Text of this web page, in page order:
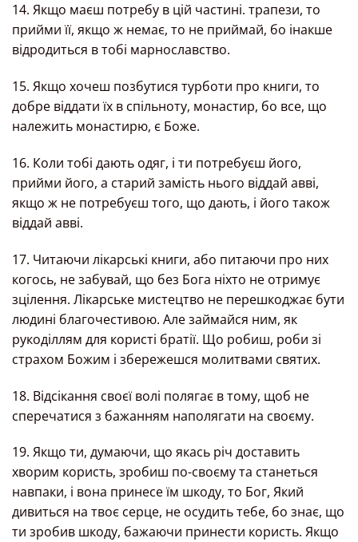
14. Якщо маєш потребу в цій частині. трапези, то
прийми її, якщо ж немає, то не приймай, бо інакше
відродиться в тобі марнославство.
15. Якщо хочеш позбутися турботи про книги, то
добре віддати їх в спільноту, монастир, бо все, що
належить монастирю, є Боже.
16. Коли тобі дають одяг, і ти потребуєш його,
прийми його, а старий замість нього віддай авві,
якщо ж не потребуєш того, що дають, і його також
віддай авві.
17. Читаючи лікарські книги, або питаючи про них
когось, не забувай, що без Бога ніхто не отримує
зцілення. Лікарське мистецтво не перешкоджає бути
людині благочестивою. Але займайся ним, як
рукоділлям для користі братії. Що робиш, роби зі
страхом Божим і збережешся молитвами святих.
18. Відсікання своєї волі полягає в тому, щоб не
сперечатися з бажанням наполягати на своєму.
19. Якщо ти, думаючи, що якась річ доставить
хворим користь, зробиш по-своєму та станеться
навпаки, і вона принесе їм шкоду, то Бог, Який
дивиться на твоє серце, не осудить тебе, бо знає, що
ти зробив шкоду, бажаючи принести користь. Якщо